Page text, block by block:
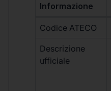
Informazione
Codice ATECO
Descrizione
ufficiale